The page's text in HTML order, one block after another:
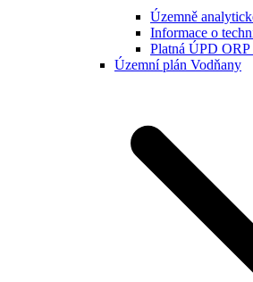
Územně
Informace o
Platná ÚPD ORP
Územní plán Vodňany